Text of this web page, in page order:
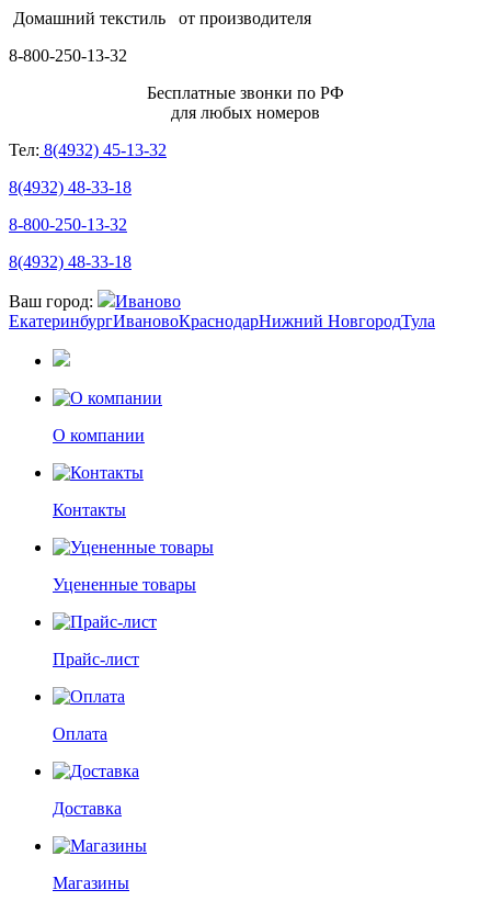
Домашний текстиль от производителя
8-800-250-13-32
Бесплатные звонки по РФ
для любых номеров
Тел: 8(4932) 45-13-32
8(4932) 48-33-18
8-800-250-13-32
8(4932) 48-33-18
Ваш город:
Иваново
ЕкатеринбургИвановоКраснодарНижний НовгородТула
О компании
Контакты
Уцененные товары
Прайс-лист
Оплата
Доставка
Магазины